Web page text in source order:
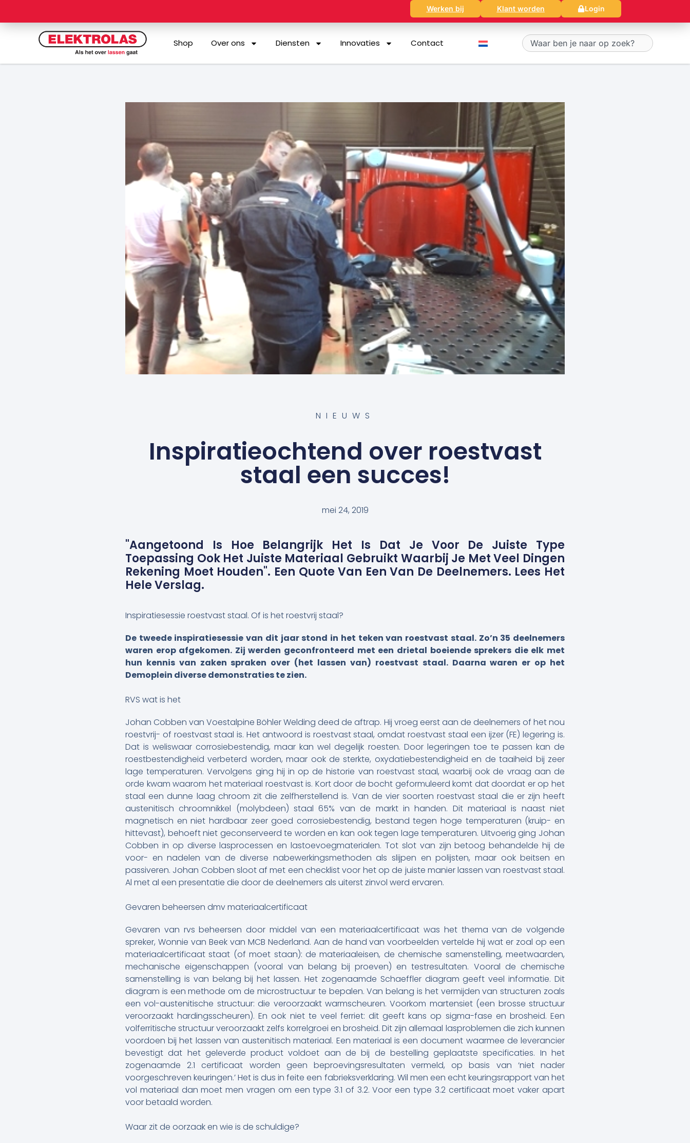
Login
Klant worden
Werken bij
Shop Over ons Diensten Innovaties Contact Zoeken
NIEUWS
Inspiratieochtend over roestvast
staal een succes!
mei 24, 2019
"Aangetoond Is Hoe Belangrijk Het Is Dat Je Voor De Juiste Type
Toepassing Ook Het Juiste Materiaal Gebruikt Waarbij Je Met Veel Dingen
Rekening Moet Houden". Een Quote Van Een Van De Deelnemers. Lees Het
Hele Verslag.
Inspiratiesessie roestvast staal. Of is het roestvrij staal?
De tweede inspiratiesessie van dit jaar stond in het teken van roestvast staal. Zo’n 35 deelnemers
waren erop afgekomen. Zij werden geconfronteerd met een drietal boeiende sprekers die elk met
hun kennis van zaken spraken over (het lassen van) roestvast staal. Daarna waren er op het
Demoplein diverse demonstraties te zien.
RVS wat is het
Johan Cobben van Voestalpine Böhler Welding deed de aftrap. Hij vroeg eerst aan de deelnemers of het nou
roestvrij- of roestvast staal is. Het antwoord is roestvast staal, omdat roestvast staal een ijzer (FE) legering is.
Dat is weliswaar corrosiebestendig, maar kan wel degelijk roesten. Door legeringen toe te passen kan de
roestbestendigheid verbeterd worden, maar ook de sterkte, oxydatiebestendigheid en de taaiheid bij zeer
lage temperaturen. Vervolgens ging hij in op de historie van roestvast staal, waarbij ook de vraag aan de
orde kwam waarom het materiaal roestvast is. Kort door de bocht geformuleerd komt dat doordat er op het
staal een dunne laag chroom zit die zelfherstellend is. Van de vier soorten roestvast staal die er zijn heeft
austenitisch chroomnikkel (molybdeen) staal 65% van de markt in handen. Dit materiaal is naast niet
magnetisch en niet hardbaar zeer goed corrosiebestendig, bestand tegen hoge temperaturen (kruip- en
hittevast), behoeft niet geconserveerd te worden en kan ook tegen lage temperaturen. Uitvoerig ging Johan
Cobben in op diverse lasprocessen en lastoevoegmaterialen. Tot slot van zijn betoog behandelde hij de
voor- en nadelen van de diverse nabewerkingsmethoden als slijpen en polijsten, maar ook beitsen en
passiveren. Johan Cobben sloot af met een checklist voor het op de juiste manier lassen van roestvast staal.
Al met al een presentatie die door de deelnemers als uiterst zinvol werd ervaren.
Gevaren beheersen dmv materiaalcertificaat
Gevaren van rvs beheersen door middel van een materiaalcertificaat was het thema van de volgende
spreker, Wonnie van Beek van MCB Nederland. Aan de hand van voorbeelden vertelde hij wat er zoal op een
materiaalcertificaat staat (of moet staan): de materiaaleisen, de chemische samenstelling, meetwaarden,
mechanische eigenschappen (vooral van belang bij proeven) en testresultaten. Vooral de chemische
samenstelling is van belang bij het lassen. Het zogenaamde Schaeffler diagram geeft veel informatie. Dit
diagram is een methode om de microstructuur te bepalen. Van belang is het vermijden van structuren zoals
een vol-austenitische structuur: die veroorzaakt warmscheuren. Voorkom martensiet (een brosse structuur
veroorzaakt hardingsscheuren). En ook niet te veel ferriet: dit geeft kans op sigma-fase en brosheid. Een
volferritische structuur veroorzaakt zelfs korrelgroei en brosheid. Dit zijn allemaal lasproblemen die zich kunnen
voordoen bij het lassen van austenitisch materiaal. Een materiaal is een document waarmee de leverancier
bevestigt dat het geleverde product voldoet aan de bij de bestelling geplaatste specificaties. In het
zogenaamde 2.1 certificaat worden geen beproevingsresultaten vermeld, op basis van ‘niet nader
voorgeschreven keuringen.’ Het is dus in feite een fabrieksverklaring. Wil men een echt keuringsrapport van het
vol materiaal dan moet men vragen om een type 3.1 of 3.2. Voor een type 3.2 certificaat moet vaker apart
voor betaald worden.
Waar zit de oorzaak en wie is de schuldige?